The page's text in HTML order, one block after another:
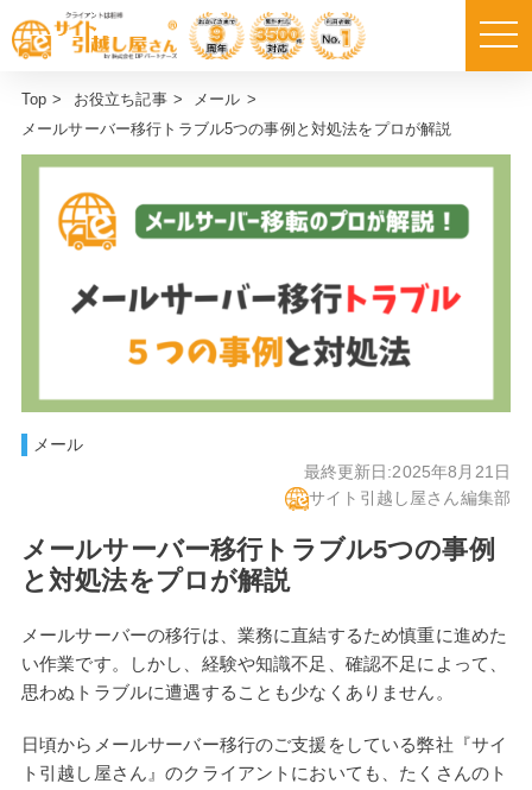
Top > お役立ち記事 > メール >
メールサーバー移行トラブル5つの事例と対処法をプロが解説
メール
最終更新日:2025年8月21日
サイト引越し屋さん編集部
メールサーバー移行トラブル5つの事例
と対処法をプロが解説
メールサーバーの移行は、業務に直結するため慎重に進めた
い作業です。しかし、経験や知識不足、確認不足によって、
思わぬトラブルに遭遇することも少なくありません。
日頃からメールサーバー移行のご支援をしている弊社『サイ
ト引越し屋さん』のクライアントにおいても、たくさんのト